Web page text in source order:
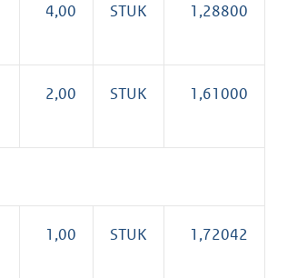
4,00 STUK 1,28800
2,00 STUK 1,61000
1,00 STUK 1,72042